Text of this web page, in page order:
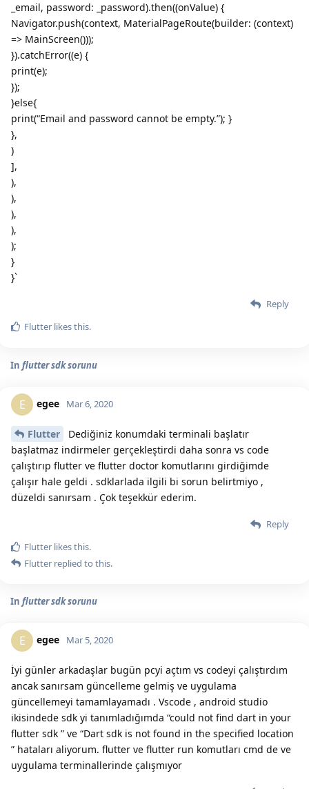
_email, password: _password).then((onValue) {
Navigator.push(context, MaterialPageRoute(builder: (context)
=> MainScreen()));
}).catchError((e) {
print(e);
});
}else{
print(“Email and password cannot be empty.”); }
},
)
],
),
),
),
),
);
}
}`
Reply
Flutter likes this.
In flutter sdk sorunu
E egee Mar 6, 2020
Flutter
Dediğiniz konumdaki terminali başlatır
başlatmaz indirmeler gerçekleştirdi daha sonra vs code
çalıştırıp flutter ve flutter doctor komutlarını girdiğimde
çalışır hale geldi . sdklarlada ilgili bi sorun belirtmiyo ,
düzeldi sanırsam . Çok teşekkür ederim.
Reply
Flutter likes this.
Flutter replied to this.
In flutter sdk sorunu
E egee Mar 5, 2020
İyi günler arkadaşlar bugün pcyi açtım vs codeyi çalıştırdım
ancak sanırsam güncelleme gelmiş ve uygulama
güncellemeyi tamamlayamadı . Vscode , android studio
ikisindede sdk yi tanımladığımda “could not find dart in your
flutter sdk ” ve “Dart sdk is not found in the specified location
” hataları aliyorum. flutter ve flutter run komutları cmd de ve
uygulama terminallerinde çalışmıyor